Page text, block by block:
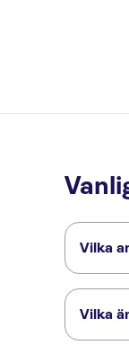
Vilka
TUI
Vilka